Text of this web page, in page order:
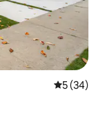
從 34 則評
5 (34)